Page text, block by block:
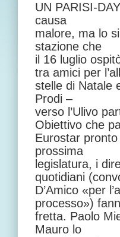
UN PARISI-
causa
malore, ma lo
stazione che
il 16 luglio
tra amici per
stelle di Natale
Prodi –
verso l’Ulivo
Obiettivo che
Eurostar
prossima
legislatura, i
quotidiani
D’Amico «per
processo»)
fretta. Paolo
Mauro lo